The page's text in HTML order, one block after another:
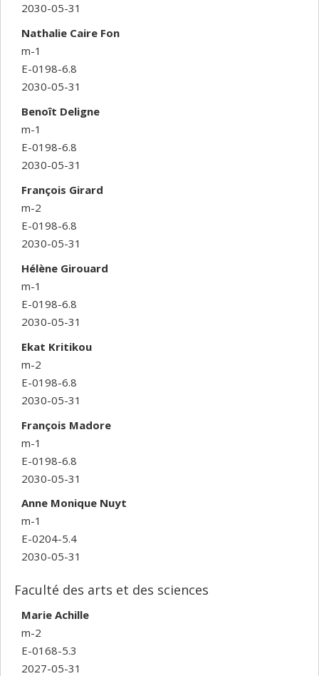
2030-05-31
Nathalie Caire Fon
m-1
E-0198-6.8
2030-05-31
Benoît Deligne
m-1
E-0198-6.8
2030-05-31
François Girard
m-2
E-0198-6.8
2030-05-31
Hélène Girouard
m-1
E-0198-6.8
2030-05-31
Ekat Kritikou
m-2
E-0198-6.8
2030-05-31
François Madore
m-1
E-0198-6.8
2030-05-31
Anne Monique Nuyt
m-1
E-0204-5.4
2030-05-31
Faculté des arts et des sciences
Marie Achille
m-2
E-0168-5.3
2027-05-31